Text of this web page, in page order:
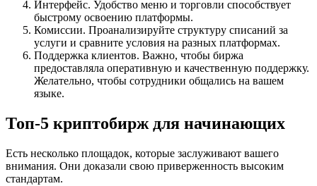
Интерфейс. Удобство меню и торговли способствует
быстрому освоению платформы.
Комиссии. Проанализируйте структуру списаний за
услуги и сравните условия на разных платформах.
Поддержка клиентов. Важно, чтобы биржа
предоставляла оперативную и качественную поддержку.
Желательно, чтобы сотрудники общались на вашем
языке.
Топ-5 криптобирж для начинающих
Есть несколько площадок, которые заслуживают вашего
внимания. Они доказали свою приверженность высоким
стандартам.